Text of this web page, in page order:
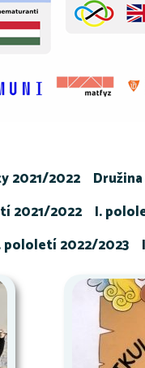
2021/2022
2021/2022 I.
pololetí 2022/2023